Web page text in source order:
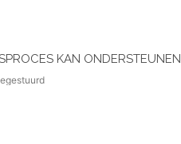
KAN ONDERSTEUNEN